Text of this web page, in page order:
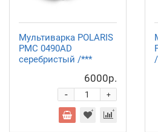
Мультиварка POLARIS
PMC 0490AD
серебристый /***
6000р.
+
-